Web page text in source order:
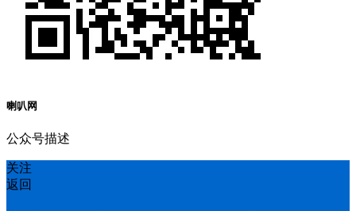
喇叭网
公众号描述
关注
返回